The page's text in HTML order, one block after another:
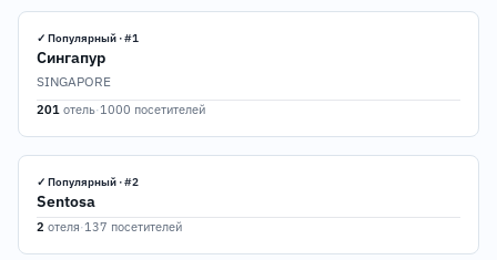
✓ Популярный · #1
Сингапур
SINGAPORE
201 отель·1000 посетителей
✓ Популярный · #2
Sentosa
2 отеля·137 посетителей